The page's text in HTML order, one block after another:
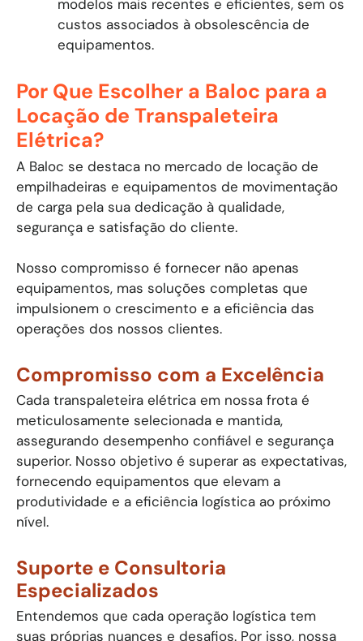
modelos mais recentes e eficientes, sem os
custos associados à obsolescência de
equipamentos.
Por Que Escolher a Baloc para a
Locação de Transpaleteira
Elétrica?
A Baloc se destaca no mercado de locação de
empilhadeiras e equipamentos de movimentação
de carga pela sua dedicação à qualidade,
segurança e satisfação do cliente.
Nosso compromisso é fornecer não apenas
equipamentos, mas soluções completas que
impulsionem o crescimento e a eficiência das
operações dos nossos clientes.
Compromisso com a Excelência
Cada transpaleteira elétrica em nossa frota é
meticulosamente selecionada e mantida,
assegurando desempenho confiável e segurança
superior. Nosso objetivo é superar as expectativas,
fornecendo equipamentos que elevam a
produtividade e a eficiência logística ao próximo
nível.
Suporte e Consultoria
Especializados
Entendemos que cada operação logística tem
suas próprias nuances e desafios. Por isso, nossa